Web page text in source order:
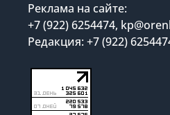
Реклама на сайте:
+7 (922) 6254474,
Редакция: +7 (922)